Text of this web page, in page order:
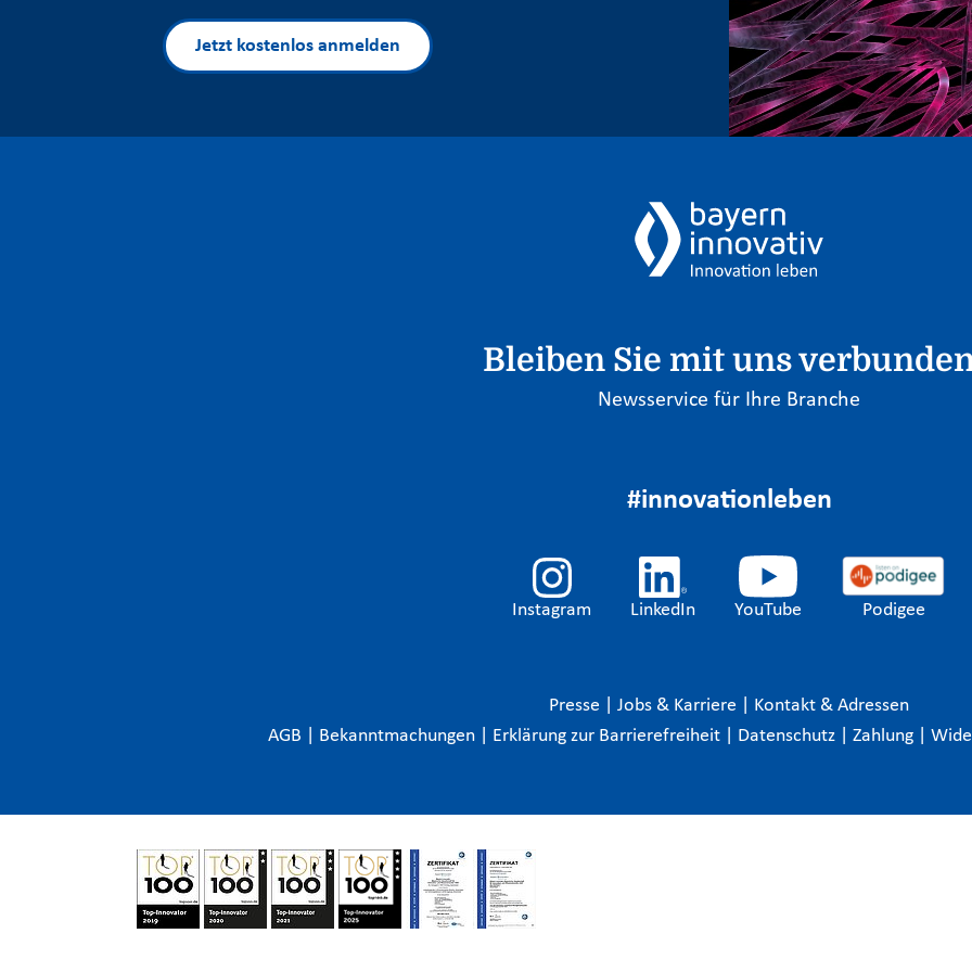
Jetzt kostenlos anmelden
Bleiben Sie mit uns
Newsservice für Ihre Branche
#innovationleben
Instagram LinkedIn YouTube Podigee
Presse Jobs & Karriere
Kontakt & Adressen
AGB
Bekanntmachungen Erklärung zur Barrierefreiheit Datenschutz Zahlung